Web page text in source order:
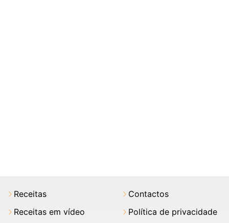
Receitas
Receitas em vídeo
Contactos
Política de privacidade